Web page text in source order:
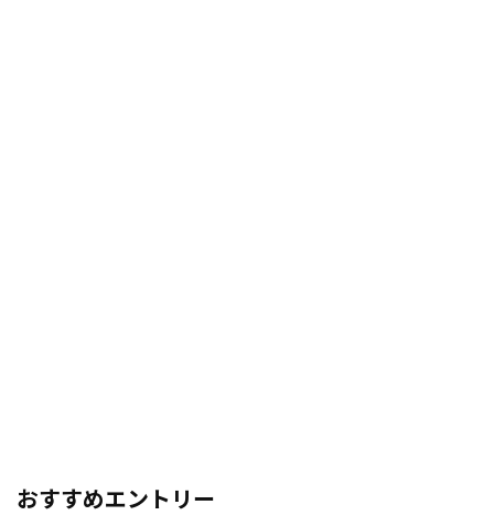
おすすめエントリー